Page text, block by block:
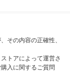
その内容の正確性、
トアによって運営さ
入に関するご質問